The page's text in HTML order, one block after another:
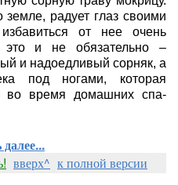
радует глаз своими
от нее очень
это и не обязательно –
и надоедливый сорняк, а
под ногами, которая
во время домашних спа-
вверх^ к полной версии